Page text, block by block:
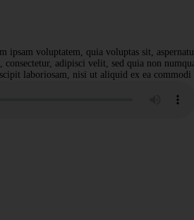
voluptatem, quia voluptas sit,
adipisci velit, sed quia non
laboriosam, nisi ut aliquid ex ea commodi